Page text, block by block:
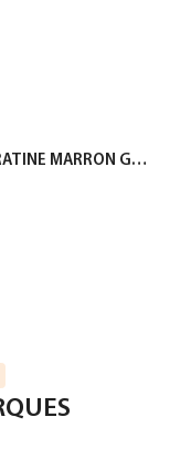
LILAS SHAMP EXT FEM KERATINE MARRON GOLD 350ML